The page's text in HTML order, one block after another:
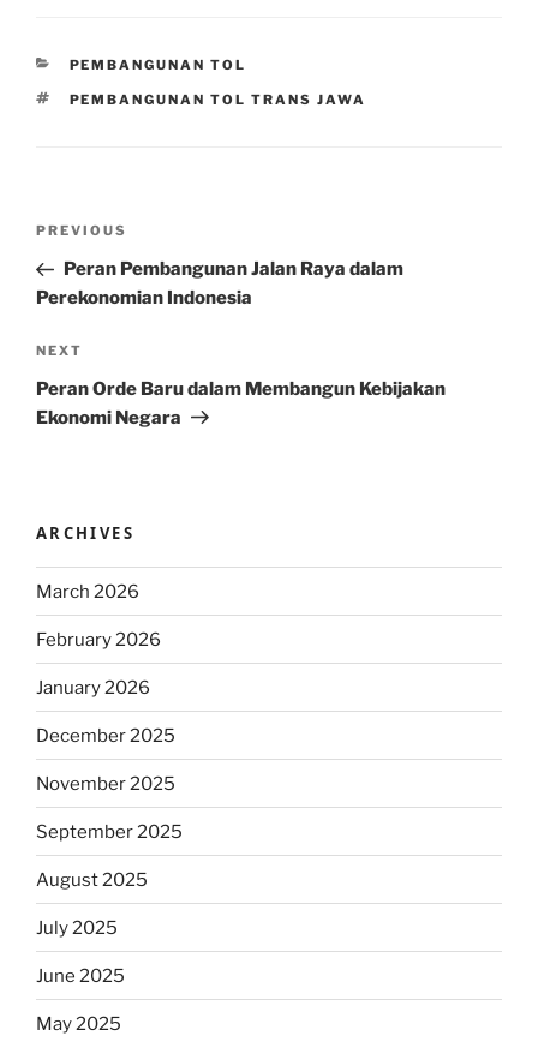
CATEGORIES
PEMBANGUNAN TOL
TAGS
PEMBANGUNAN TOL TRANS JAWA
Previous
Post
PREVIOUS
Peran Pembangunan Jalan Raya dalam
Perekonomian Indonesia
Next
Post
NEXT
Peran Orde Baru dalam Membangun Kebijakan
Ekonomi Negara
ARCHIVES
March 2026
February 2026
January 2026
December 2025
November 2025
September 2025
August 2025
July 2025
June 2025
May 2025